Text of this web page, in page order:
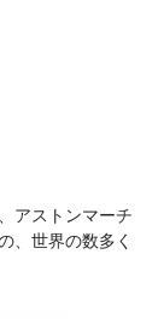
アストンマーチ
、世界の数多く